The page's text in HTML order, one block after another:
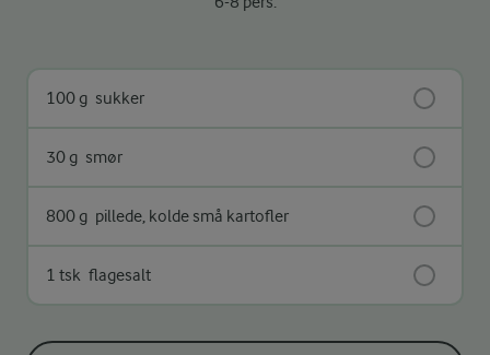
100 g sukker
30 g smør
800 g pillede, kolde små kartofler
1 tsk flagesalt